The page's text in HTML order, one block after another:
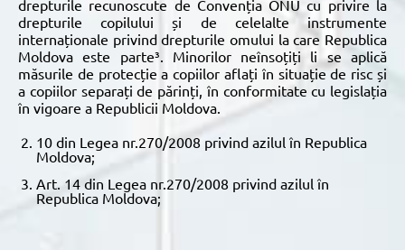
drepturile recunoscute de Convenția ONU cu privire la
drepturile copilului și de celelalte instrumente
internaționale privind drepturile omului la care Republica
Moldova este parte³. Minorilor neînsoțiți li se aplică
măsurile de protecție a copiilor aflați în situație de risc și
a copiilor separați de părinți, în conformitate cu legislația
în vigoare a Republicii Moldova.
10 din Legea nr.270/2008 privind azilul în Republica
Moldova;
Art. 14 din Legea nr.270/2008 privind azilul în
Republica Moldova;